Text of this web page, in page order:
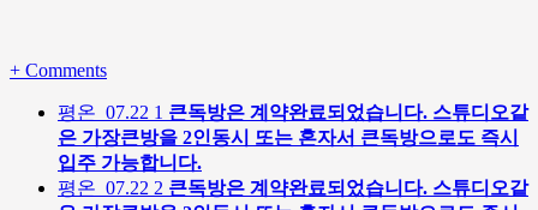
+ Comments
평온 07.22 1 큰독방은 계약완료되었습니다. 스튜디오같
은 가장큰방을 2인동시 또는 혼자서 큰독방으로도 즉시
입주 가능합니다.
평온 07.22 2 큰독방은 계약완료되었습니다. 스튜디오같